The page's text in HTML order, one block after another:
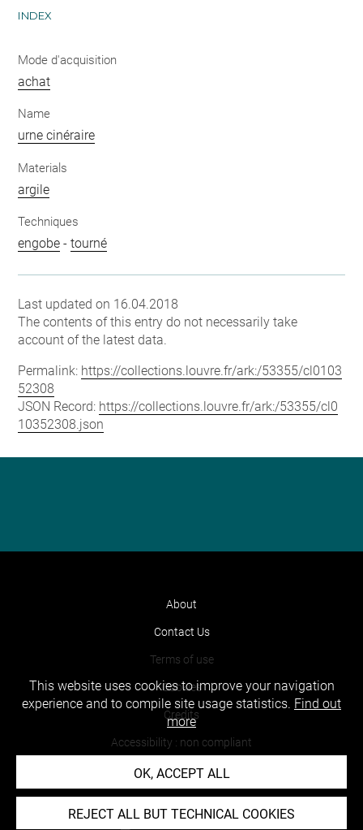
INDEX
Mode d'acquisition
achat
Name
urne cinéraire
Materials
argile
Techniques
engobe -tourné
Last updated on 16.04.2018
The contents of this entry do not necessarily take
account of the latest data.
Permalink: https://collections.louvre.fr/ark:/53355/cl0103
52308
JSON Record: https://collections.louvre.fr/ark:/53355/cl0
10352308.json
About
Contact Us
Terms of use
Cookies
Credits
Accessibility : non compliant
This website uses cookies to improve your navigation
experience and to compile site usage statistics. Find out
more
OK, ACCEPT ALL
REJECT ALL BUT TECHNICAL COOKIES